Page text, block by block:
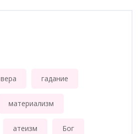
вера гадание
материализм
атеизм Бог